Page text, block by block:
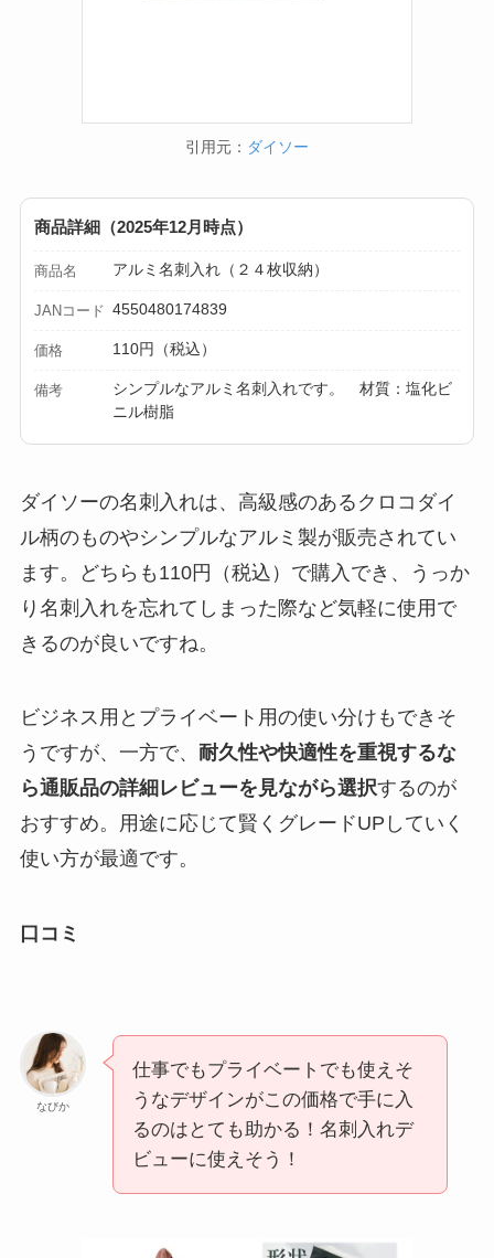
引用元： ダイソー
商品詳細（2025年12月時点）
商品名 アルミ名刺入れ（２４枚収納）
JANコード 4550480174839
価格 110円（税込）
備考
シンプルなアルミ名刺入れです。 材質：塩化ビ
ニル樹脂
ダイソーの名刺入れは、高級感のあるクロコダイ
ル柄のものやシンプルなアルミ製が販売されてい
ます。どちらも110円（税込）で購入でき、うっか
り名刺入れを忘れてしまった際など気軽に使用で
きるのが良いですね。
ビジネス用とプライベート用の使い分けもできそ
うですが、一方で、 耐久性や快適性を重視するな
ら通販品の詳細レビューを見ながら選択するのが
おすすめ。用途に応じて賢くグレードUPしていく
使い方が最適です。
口コミ
なびか
仕事でもプライベートでも使えそ
うなデザインがこの価格で手に入
るのはとても助かる！名刺入れデ
ビューに使えそう！